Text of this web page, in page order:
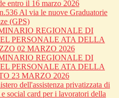
entro il 16 marzo 2026
Al via le nuove Graduatorie
(GPS)
REGIONALE DI
PERSONALE ATA DELLA
02 MARZO 2026
REGIONALE DI
PERSONALE ATA DELLA
23 MARZO 2026
dell'assistenza privatizzata di
social card per i lavoratori della